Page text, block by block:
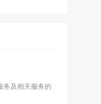
务及相关服务的